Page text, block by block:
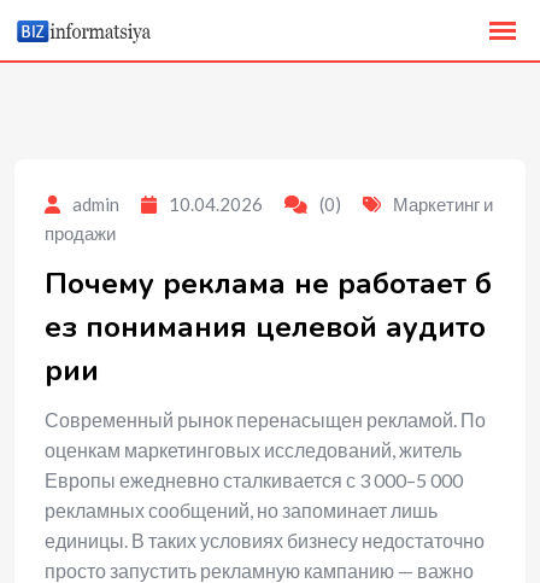
content
admin 10.04.2026 (0)
Маркетинг и
продажи
Почему реклама не работает б
ез понимания целевой аудито
рии
Современный рынок перенасыщен рекламой. По
оценкам маркетинговых исследований, житель
Европы ежедневно сталкивается с 3 000–5 000
рекламных сообщений, но запоминает лишь
единицы. В таких условиях бизнесу недостаточно
просто запустить рекламную кампанию — важно